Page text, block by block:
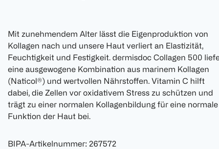
Mit zunehmendem Alter lässt die Eigenproduktion von
Kollagen nach und unsere Haut verliert an Elastizität,
Feuchtigkeit und Festigkeit. dermisdoc Collagen 500
eine ausgewogene Kombination aus marinem Kollagen
(Naticol®) und wertvollen Nährstoffen. Vitamin C hilft
dabei, die Zellen vor oxidativem Stress zu schützen und
trägt zu einer normalen Kollagenbildung für eine normale
Funktion der Haut bei.
BIPA-Artikelnummer: 267572